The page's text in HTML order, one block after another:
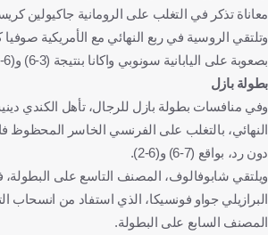
معاناة تذكر في التغلب على الرومانية جاكيولين كريستيان
وتلتقي الروسية في ربع النهائي مع الأمريكية صوفيا
بصعوبة على اليابانية سونوبي واكانا بنتيجة (3-6) و(6-1) و(7-6).
بطولة بازل
وفي منافسات بطولة بازل للرجال، تأهل الكندي
النهائي، بالتغلب على الفرنسي الخاسر المحظوظ
دون رد، بواقع (7-6) و(6-2).
ويلتقي شابوفالوف، المصنف التاسع على البطولة،
البرازيلي جواو فونسيكا، الذي استفاد من
المصنف السابع على البطولة.